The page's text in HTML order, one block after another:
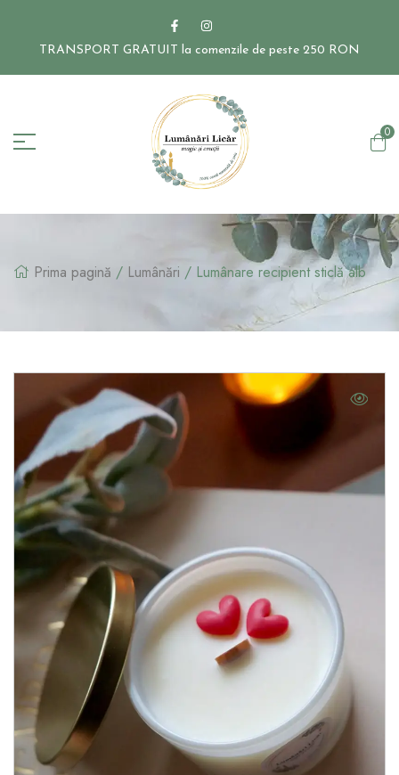
TRANSPORT GRATUIT la comenzile de peste 250 RON
0
Prima pagină / Lumânări / Lumânare recipient sticlă alb